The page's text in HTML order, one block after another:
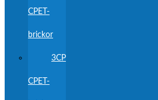
CPET-
brickor
3CP
CPET-